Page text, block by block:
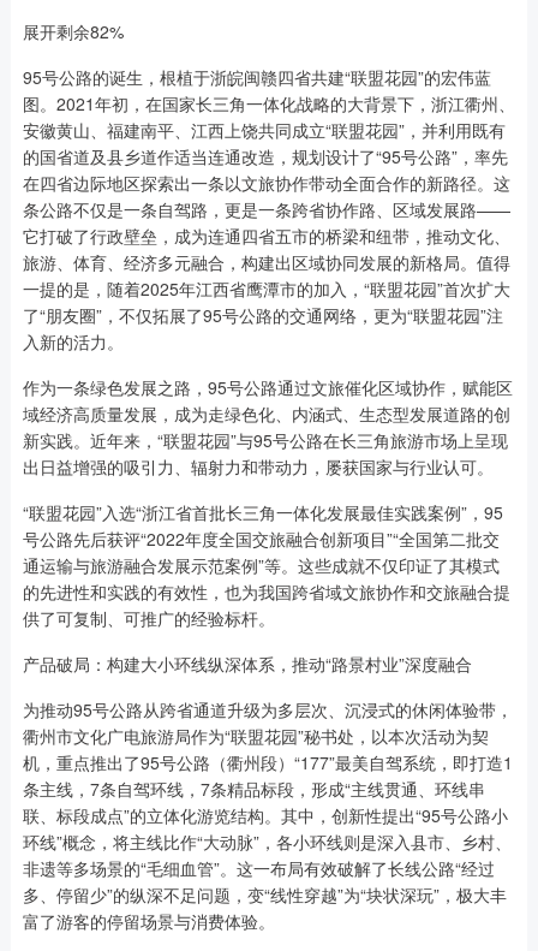
展开剩余82%
95号公路的诞生，根植于浙皖闽赣四省共建“联盟花园”的宏伟蓝
图。2021年初，在国家长三角一体化战略的大背景下，浙江衢州、
安徽黄山、福建南平、江西上饶共同成立“联盟花园”，并利用既有
的国省道及县乡道作适当连通改造，规划设计了“95号公路”，率先
在四省边际地区探索出一条以文旅协作带动全面合作的新路径。这
条公路不仅是一条自驾路，更是一条跨省协作路、区域发展路——
它打破了行政壁垒，成为连通四省五市的桥梁和纽带，推动文化、
旅游、体育、经济多元融合，构建出区域协同发展的新格局。值得
一提的是，随着2025年江西省鹰潭市的加入，“联盟花园”首次扩大
了“朋友圈”，不仅拓展了95号公路的交通网络，更为“联盟花园”注
入新的活力。
作为一条绿色发展之路，95号公路通过文旅催化区域协作，赋能区
域经济高质量发展，成为走绿色化、内涵式、生态型发展道路的创
新实践。近年来，“联盟花园”与95号公路在长三角旅游市场上呈现
出日益增强的吸引力、辐射力和带动力，屡获国家与行业认可。
“联盟花园”入选“浙江省首批长三角一体化发展最佳实践案例”，95
号公路先后获评“2022年度全国交旅融合创新项目”“全国第二批交
通运输与旅游融合发展示范案例”等。这些成就不仅印证了其模式
的先进性和实践的有效性，也为我国跨省域文旅协作和交旅融合提
供了可复制、可推广的经验标杆。
产品破局：构建大小环线纵深体系，推动“路景村业”深度融合
为推动95号公路从跨省通道升级为多层次、沉浸式的休闲体验带，
衢州市文化广电旅游局作为“联盟花园”秘书处，以本次活动为契
机，重点推出了95号公路（衢州段）“177”最美自驾系统，即打造1
条主线，7条自驾环线，7条精品标段，形成“主线贯通、环线串
联、标段成点”的立体化游览结构。其中，创新性提出“95号公路小
环线”概念，将主线比作“大动脉”，各小环线则是深入县市、乡村、
非遗等多场景的“毛细血管”。这一布局有效破解了长线公路“经过
多、停留少”的纵深不足问题，变“线性穿越”为“块状深玩”，极大丰
富了游客的停留场景与消费体验。